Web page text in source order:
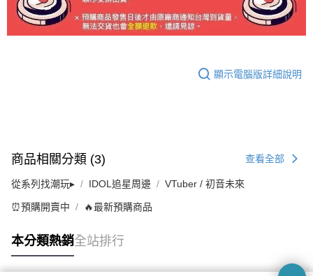
顯示電腦版詳細說明
商品相關分類 (3) 查看全部
從系列找潮玩▸ IDOL追星周邊 VTuber / 初音未來
⏰預購開賣中 🔥最新預購商品
本分類熱銷全站排行